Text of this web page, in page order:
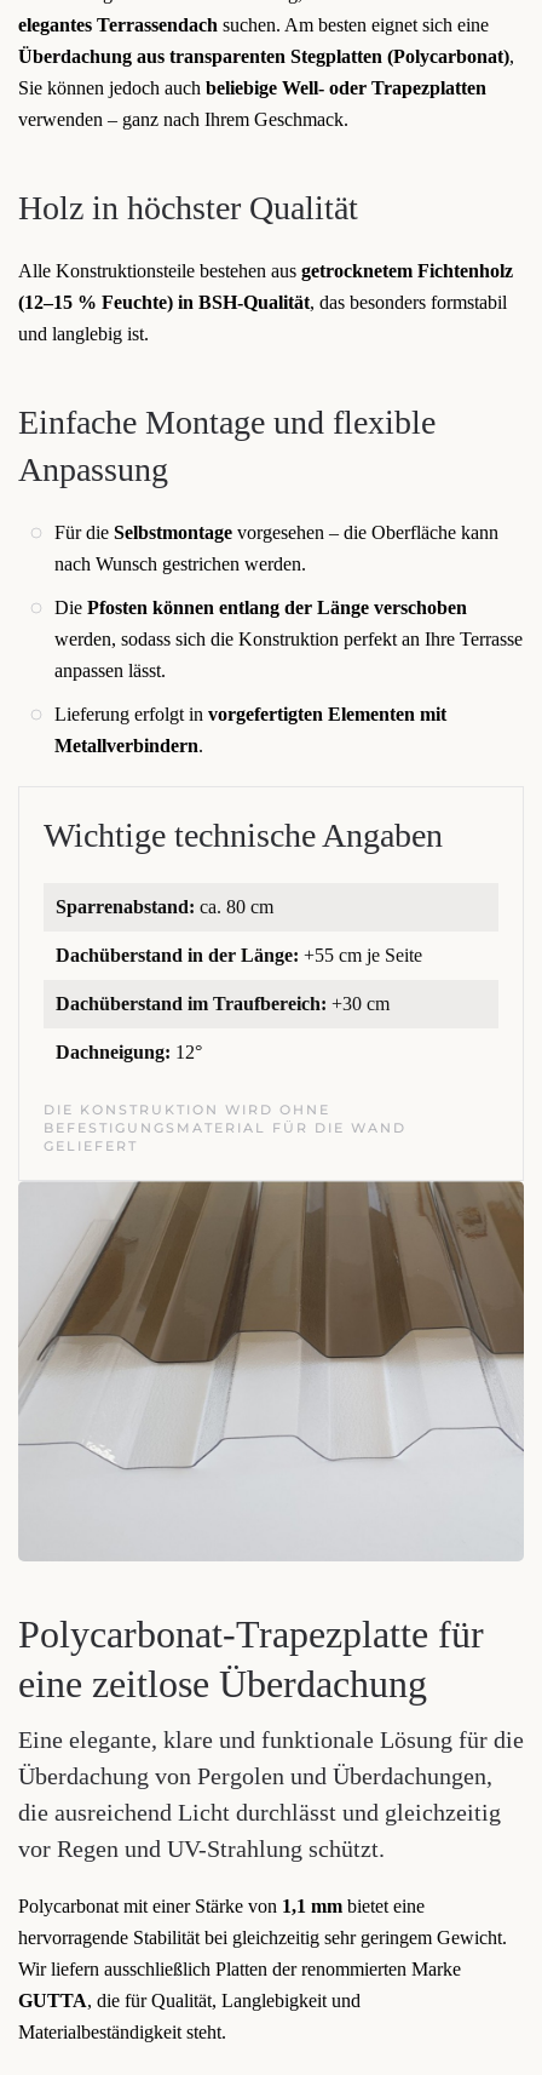
elegantes Terrassendach suchen. Am besten eignet sich eine
Überdachung aus transparenten Stegplatten (Polycarbonat),
Sie können jedoch auch beliebige Well- oder Trapezplatten
verwenden – ganz nach Ihrem Geschmack.
Holz in höchster Qualität
Alle Konstruktionsteile bestehen aus getrocknetem Fichtenholz
(12–15 % Feuchte) in BSH-Qualität, das besonders formstabil
und langlebig ist.
Einfache Montage und flexible
Anpassung
Für die Selbstmontage vorgesehen – die Oberfläche kann
nach Wunsch gestrichen werden.
Die Pfosten können entlang der Länge verschoben
werden, sodass sich die Konstruktion perfekt an Ihre Terrasse
anpassen lässt.
Lieferung erfolgt in vorgefertigten Elementen mit
Metallverbindern.
Wichtige technische Angaben
Sparrenabstand: ca. 80 cm
Dachüberstand in der Länge: +55 cm je Seite
Dachüberstand im Traufbereich: +30 cm
Dachneigung: 12°
DIE KONSTRUKTION WIRD OHNE
BEFESTIGUNGSMATERIAL FÜR DIE WAND
GELIEFERT
Polycarbonat-Trapezplatte für
eine zeitlose Überdachung
Eine elegante, klare und funktionale Lösung für die
Überdachung von Pergolen und Überdachungen,
die ausreichend Licht durchlässt und gleichzeitig
vor Regen und UV-Strahlung schützt.
Polycarbonat mit einer Stärke von 1,1 mm bietet eine
hervorragende Stabilität bei gleichzeitig sehr geringem Gewicht.
Wir liefern ausschließlich Platten der renommierten Marke
GUTTA, die für Qualität, Langlebigkeit und
Materialbeständigkeit steht.